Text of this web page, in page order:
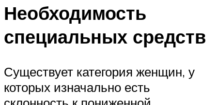
Необходимость
специальных средств
Существует категория женщин, у
которых изначально есть